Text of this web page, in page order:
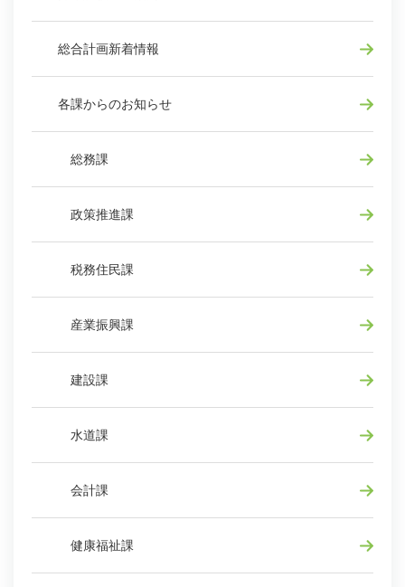
総合計画新着情報
各課からのお知らせ
総務課
政策推進課
税務住民課
産業振興課
建設課
水道課
会計課
健康福祉課